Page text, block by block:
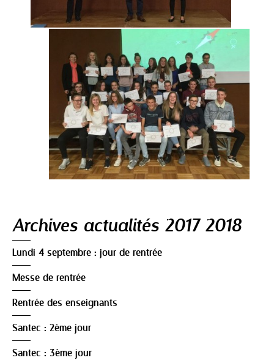
Archives actualités 2017 2018
Lundi 4 septembre : jour de rentrée
Messe de rentrée
Rentrée des enseignants
Santec : 2ème jour
Santec : 3ème jour